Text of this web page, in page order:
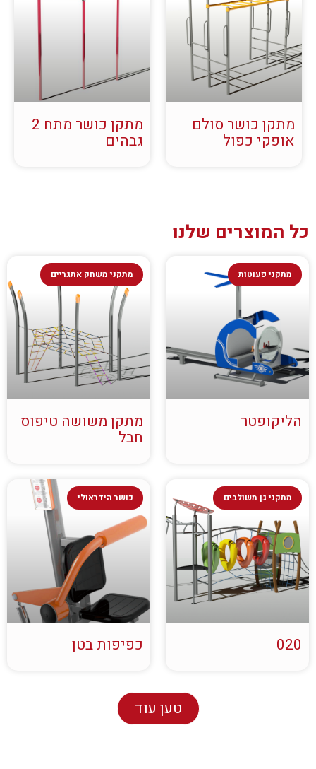
מתקן כושר סולם
אופקי כפול
מתקן כושר מתח 2
גבהים
כל המוצרים שלנו
מתקני פעוטות
הליקופטר
מתקני משחק אתגריים
מתקן משושה טיפוס
חבל
מתקני גן משולבים
020
כושר הידראולי
כפיפות בטן
טען עוד